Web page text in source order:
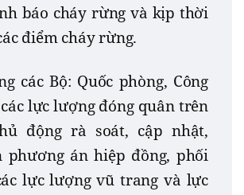
báo cháy rừng và kịp thời
điểm cháy rừng.
các Bộ: Quốc phòng, Công
lực lượng đóng quân trên
động rà soát, cập nhật,
phương án hiệp đồng, phối
lực lượng vũ trang và lực